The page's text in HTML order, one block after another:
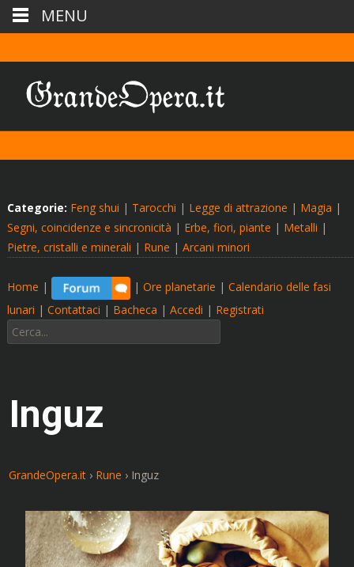
Categorie: Feng shui | Tarocchi | Legge di attrazione | Magia |
Segni, coincidenze e sincronicità | Erbe, fiori, piante | Metalli |
Pietre, cristalli e minerali | Rune | Arcani minori
Home | | Ore planetarie | Calendario delle fasi
lunari | Contattaci | Bacheca | Accedi | Registrati
Cerca:
Inguz
GrandeOpera.it › Rune › Inguz
MENU